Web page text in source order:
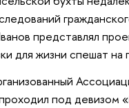
представлял
для жизни спешат
под девизом